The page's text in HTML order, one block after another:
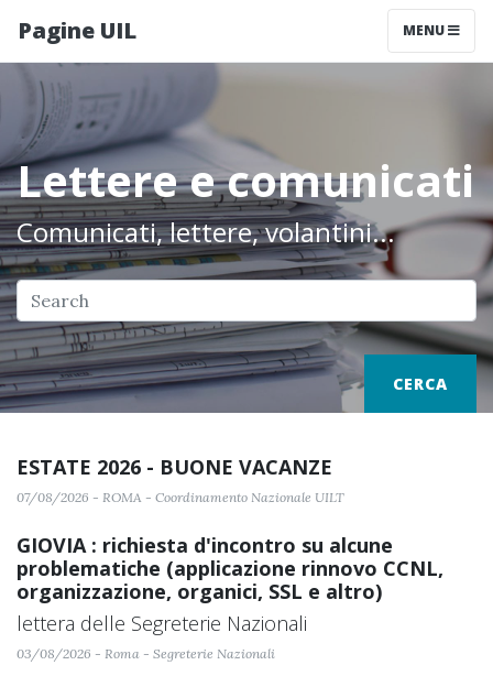
Pagine UIL MENU
Lettere e comunicati
Comunicati, lettere, volantini...
CERCA
ESTATE 2026 - BUONE VACANZE
07/08/2026 - ROMA - Coordinamento Nazionale UILT
GIOVIA : richiesta d'incontro su alcune
problematiche (applicazione rinnovo CCNL,
organizzazione, organici, SSL e altro)
lettera delle Segreterie Nazionali
03/08/2026 - Roma - Segreterie Nazionali